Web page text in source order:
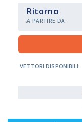
Ritorno
A PARTIRE DA:
VETTORI DISPONIBILI: